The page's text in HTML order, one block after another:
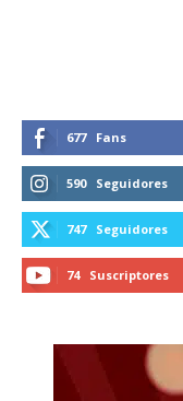
677 Fans
590 Seguidores
747 Seguidores
74 Suscriptores